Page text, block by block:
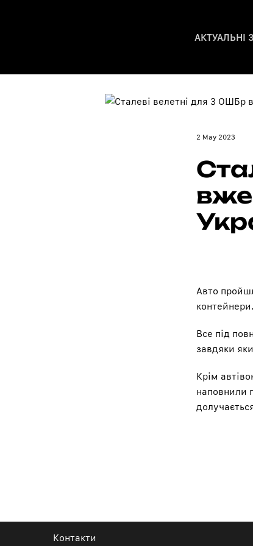
АКТУАЛЬНІ
2 May 2023
Авто
контейнери.
Все під
завдяки
Крім
наповнили
Контакти